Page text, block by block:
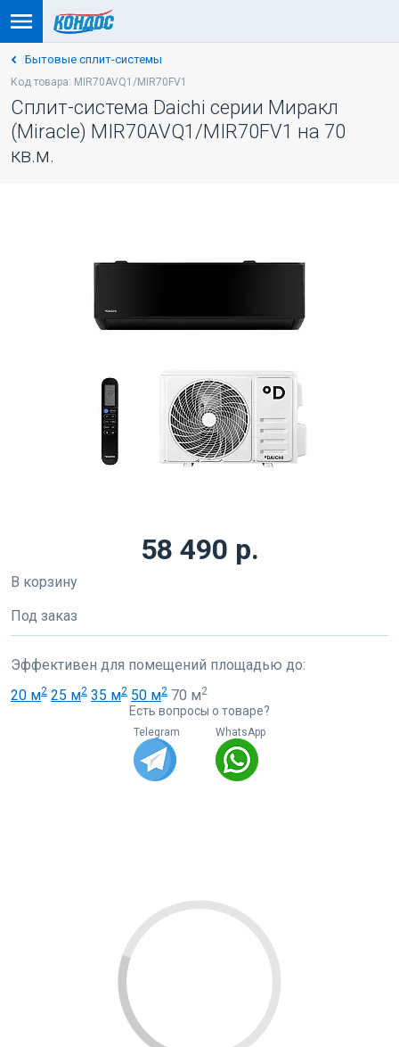
Бытовые сплит-системы
Код товара: MIR70AVQ1/MIR70FV1
Сплит-система Daichi серии Миракл
(Miracle) MIR70AVQ1/MIR70FV1 на 70
кв.м.
58 490 р.
В корзину
Под заказ
Эффективен для помещений площадью до:
20 м2 25 м2 35 м2 50 м2 70 м2
Есть вопросы о товаре?
Telegram WhatsApp